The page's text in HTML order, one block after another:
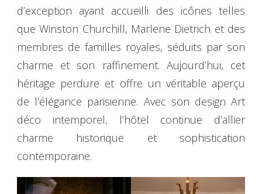
d’exception ayant accueilli des icônes telles
que Winston Churchill, Marlene Dietrich et des
membres de familles royales, séduits par son
charme et son raffinement. Aujourd’hui, cet
héritage perdure et offre un véritable aperçu
de l’élégance parisienne. Avec son design Art
déco intemporel, l’hôtel continue d’allier
charme historique et sophistication
contemporaine.